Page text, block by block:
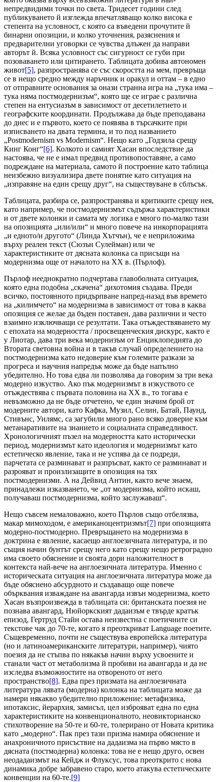
непредвидими точки по света. Тридесет години след
публикуването й изглежда впечатляващо колко висока е
степента на условност, с която са въведени прочутите й
бинарни опозиции, и колко уточнения, разяснения и
предварителни уговорки се чувства длъжен да направи
авторът й. Всяка условност със сигурност се губи при
позоваването или цитирането. Таблицата добива автономен
живот[5], разпространява се със скоростта на мем, превръща
се в нещо средно между наръчник и оракул и оттам – в едно
от отправните основания за онази странна игра на „тука има –
тука няма постмодернизъм“, която ще се играе с различна
степен на ентусиазъм в зависимост от десетилетието и
географските координати. Продължава да бъде преподавана
до днес и е първото, което се появява в търсачките при
изписването на двата термина, и то под названието
„Postmodernism vs Modernism“. Нещо като „Годзила срещу
Кинг Конг“[6]. Колкото и самият Хасан впоследствие да
настоява, че не е имал предвид противопоставяне, а само
подреждане на материала, самото й построение като таблица
неизбежно визуализира двете понятие като ситуация на
„изправяне на един срещу друг“, на съществуване в сблъсък.
Таблицата, разбира се, разпространява и критиките срещу нея,
като например, че постмодернизмът съдържа характеристики
и от двете колонки и самата му логика е много по-малко тази
на опозицията „или/или“ и много повече на инкорпорацията
„и едното/и другото“ (Линда Хътчън), че е неприложима
върху реален текст (Сюзън Сулейман) или че
характеристиките от дясната колонка са присъщи на
модернизма още от началото на ХХ в. (Пърлоф).
Пърлоф нееднократно подчертава главоболната ситуация,
която една подобна „скачена“ дихотомия създава. Преди
всичко, постоянното придърпване напред-назад във времето
на „килимчето“ на модернизма в зависимост от това в каква
опозиция се желае да бъден поставен, дава различни и често
взаимно изключващи се резултати. Така отъждествяването му
с епохата на модерността / просвещенческия дискурс, както е
у Лиотар, дава три века модернизъм от Енциклопедията до
Втората световна война и в такъв случай определението на
постмодернизма като недоверие към големите разкази за
прогреса и научния напредък може да бъде напълно
убедително. Но това едва ли позволява да говорим за три века
модерно изкуство. Ако пък модернизмът в изкуството се
отъждествява с първата половина на ХХ в., то тогава е
невъзможно да не бъде отчетено, че един значим брой от
модерните автори, като Кафка, Музил, Селин, Батай, Паунд,
Стивънс, Уилямс, са загубили много рано всяко доверие към
метанаративите на знанието и социалната справедливост.
Хронологичният пъзел на модерността като исторически
период, модернизмът като идеология и модернизмът като
естетическо явление, така и не успява да се подреди,
парчетата се разминават и разпръсват, както се разминават и
разрояват и произлизащите в опозиция на тях
постмодернизми. А на Дейвид Антин, както вече знаем,
принадлежи изказването, че „от модернизма, който искаш,
получаваш постмодернизма, който заслужаваш“.
Нещо съвсем немаловажно, което Пърлов също отбелязва,
макар мимоходом, е американоцентризмът[7] при опозицията
модерно-постмодерно. Превръщането на модернизма в
доктрина е явление, касаещо англоезичната литература, и по
същия начин бунтът срещу него като срещу нещо ретроградно
има своето обяснение и своята дори наложителност в
контекста най-вече на англоезичната литература. Именно с
историческата ситуация на англоезичната литература може да
бъде обяснено абсурдното и създаващо още повече
обърквания изваждане на авангарда извън модернизма, което
Хасан възпроизвежда в таблицата си: британската поезия не
познава авангард, Нюйоркският дадаизъм е твърде кратък
епизод, Гертруд Стайн остава неизвестна с поетичните си
текстове чак до 70-те, когато я преоткриват Language поетите.
Същевременно, почти не съществува европейска литература
(но и латиноамериканските литератури, например), чиято
поезия да не стъпва по някакъв начин върху усвоените и
станали част от метаболизма й пробиви на авангарда и да не
изследва възможностите на отвореното от него
пространство[8]. Едва през призмата на англоезичната
литература лявата (модерна) колонка на таблицата може да
намери някакво убедително приложение: метафизика,
ипотаксис, йерархия, замисъл, цел изброяват една по една
характеристиките на конвенционалното, неовикторианско
стихотворение на 50-те и 60-те, толерирано от Новата критика
като „модерно“. Пак през тази призма намира обяснение и
анахроничното присъствие на дадаизма на първо място в
дясната (постмодерна) колонка: това не е нещо друго, освен
неодадаизмът на Кейдж и Флуксус, това преоткрито с нова
динамика добре забравено старо, което атакува естетическите
конвенции на 60-те.[9]